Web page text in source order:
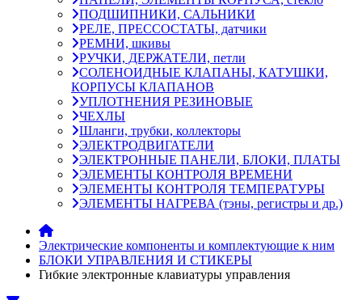
ПОДШИПНИКИ, САЛЬНИКИ
РЕЛЕ, ПРЕССОСТАТЫ, датчики
РЕМНИ, шкивы
РУЧКИ, ДЕРЖАТЕЛИ, петли
СОЛЕНОИДНЫЕ КЛАПАНЫ, КАТУШКИ,
КОРПУСЫ КЛАПАНОВ
УПЛОТНЕНИЯ РЕЗИНОВЫЕ
ЧЕХЛЫ
Шланги, трубки, коллекторы
ЭЛЕКТРОДВИГАТЕЛИ
ЭЛЕКТРОННЫЕ ПАНЕЛИ, БЛОКИ, ПЛАТЫ
ЭЛЕМЕНТЫ КОНТРОЛЯ ВРЕМЕНИ
ЭЛЕМЕНТЫ КОНТРОЛЯ ТЕМПЕРАТУРЫ
ЭЛЕМЕНТЫ НАГРЕВА (тэны, регистры и др.)
Электрические компоненты и комплектующие к ним
БЛОКИ УПРАВЛЕНИЯ И СТИКЕРЫ
Гибкие электронные клавиатуры управления